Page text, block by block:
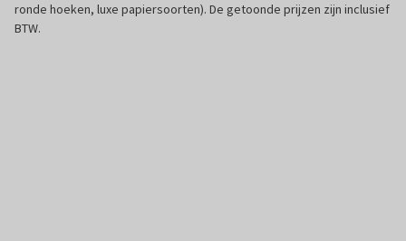
ronde hoeken, luxe papiersoorten). De getoonde prijzen zijn inclusief
BTW.